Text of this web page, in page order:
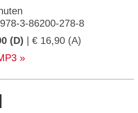
3-86200-278-8
(D) | € 16,90 (A)